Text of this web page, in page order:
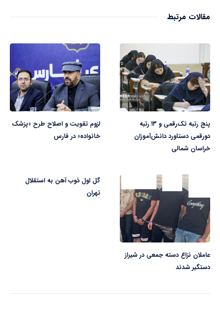
مقالات مرتبط
پنج رتبه تک‌رقمی و ۱۳ رتبه
دورقمی دستاورد دانش‌آموزان
خراسان شمالی
لزوم تقویت و اصلاح طرح «پزشک
خانواده» در فارس
عاملان نزاع دسته جمعی در شیراز
دستگیر شدند
گل اول ذوب آهن به استقلال
تهران